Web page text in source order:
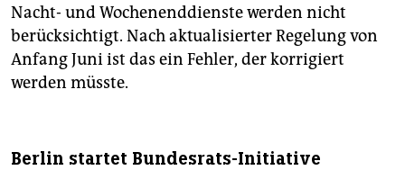
Nacht- und Wochenenddienste werden nicht
berücksichtigt. Nach aktualisierter Regelung von
Anfang Juni ist das ein Fehler, der korrigiert
werden müsste.
Berlin startet Bundesrats-Initiative